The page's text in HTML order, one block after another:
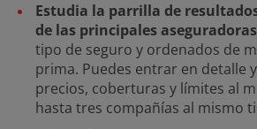
Estudia la parrilla de
de las principales aseguradoras
tipo de seguro y ordenados de
prima. Puedes entrar en detalle
precios, coberturas y límites al
hasta tres compañías al mismo